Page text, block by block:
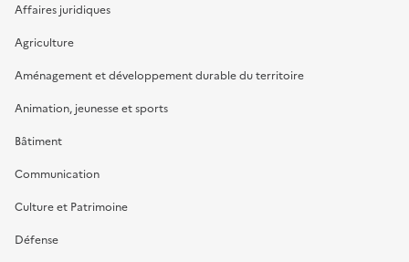
Affaires juridiques
Agriculture
Aménagement et développement durable du territoire
Animation, jeunesse et sports
Bâtiment
Communication
Culture et Patrimoine
Défense